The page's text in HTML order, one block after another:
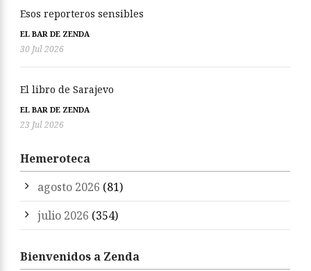
Esos reporteros sensibles
EL BAR DE ZENDA
30 Jul 2026
El libro de Sarajevo
EL BAR DE ZENDA
23 Jul 2026
Hemeroteca
agosto 2026 (81)
julio 2026 (354)
Bienvenidos a Zenda